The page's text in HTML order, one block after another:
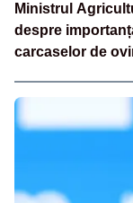
Ministrul
despre
carcaselor de